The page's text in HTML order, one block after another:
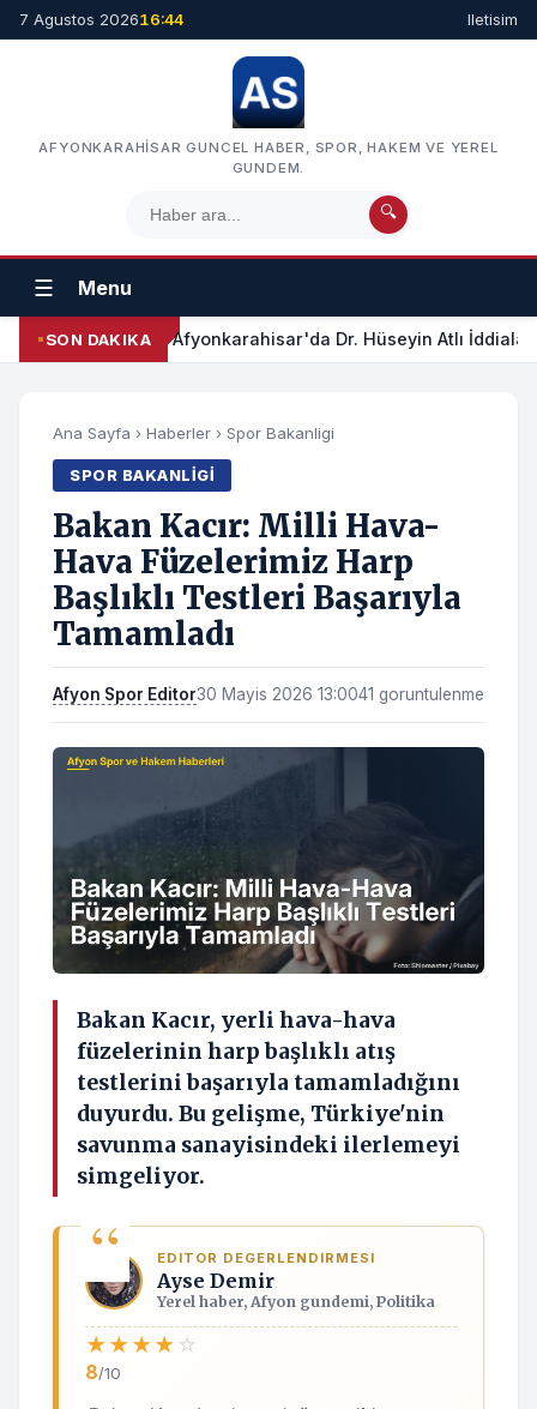
7 Agustos 202616:44 Iletisim
AFYONKARAHISAR GUNCEL HABER, SPOR, HAKEM VE YEREL
GUNDEM.
🔍
☰ Menu
SON DAKIKA Afyonkarahisar'da Dr. Hüseyin Atlı
Ana Sayfa › Haberler › Spor Bakanligi
SPOR BAKANLIGI
Bakan Kacır: Milli Hava-
Hava Füzelerimiz Harp
Başlıklı Testleri Başarıyla
Tamamladı
Afyon Spor Editor30 Mayis 2026 13:0041 goruntulenme
Bakan Kacır, yerli hava-hava
füzelerinin harp başlıklı atış
testlerini başarıyla tamamladığını
duyurdu. Bu gelişme, Türkiye'nin
savunma sanayisindeki ilerlemeyi
simgeliyor.
EDITOR DEGERLENDIRMESI
Ayse Demir
Yerel haber, Afyon gundemi, Politika
★★★★ ☆
8/10